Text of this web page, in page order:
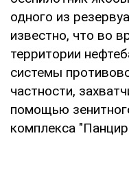
одного из
известно, что во
территории
системы
частности,
помощью
комплекса